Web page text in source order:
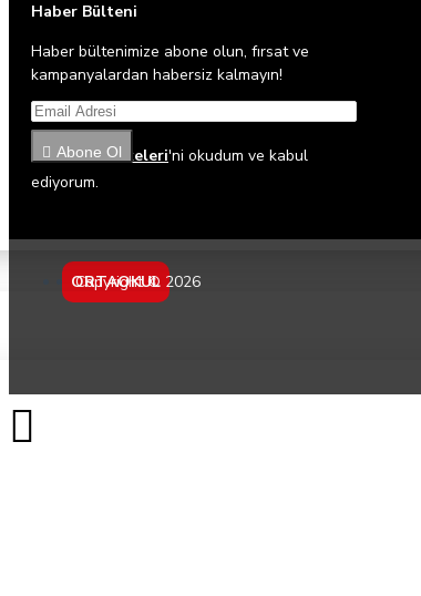
ORTAOKUL
Haber Bülteni
Haber bültenimize abone olun, fırsat ve
kampanyalardan habersiz kalmayın!
Abone Ol
Gizlilik İlkeleri'ni okudum ve kabul
ediyorum.
Copyright © 2026